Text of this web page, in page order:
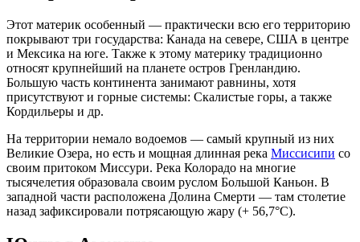
Этот материк особенный — практически всю его территорию
покрывают три государства: Канада на севере, США в центре
и Мексика на юге. Также к этому материку традиционно
относят крупнейший на планете остров Гренландию.
Большую часть континента занимают равнины, хотя
присутствуют и горные системы: Скалистые горы, а также
Кордильеры и др.
На территории немало водоемов — самый крупный из них
Великие Озера, но есть и мощная длинная река Миссисипи со
своим притоком Миссури. Река Колорадо на многие
тысячелетия образовала своим руслом Большой Каньон. В
западной части расположена Долина Смерти — там столетие
назад зафиксировали потрясающую жару (+ 56,7°С).